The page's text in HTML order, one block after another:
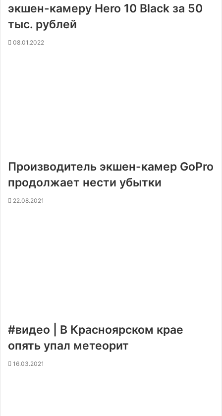
экшен-камеру Hero 10 Black за 50
тыс. рублей
08.01.2022
Производитель экшен-камер GoPro
продолжает нести убытки
22.08.2021
#видео | В Красноярском крае
опять упал метеорит
16.03.2021